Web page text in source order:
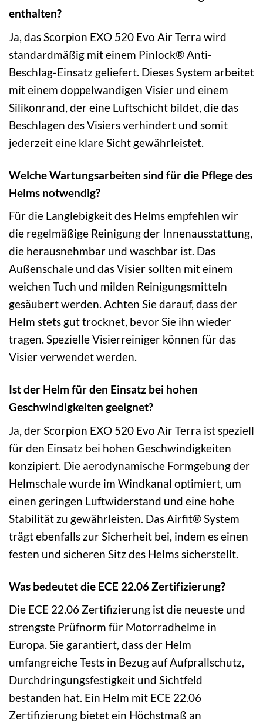
enthalten?
Ja, das Scorpion EXO 520 Evo Air Terra wird
standardmäßig mit einem Pinlock® Anti-
Beschlag-Einsatz geliefert. Dieses System arbeitet
mit einem doppelwandigen Visier und einem
Silikonrand, der eine Luftschicht bildet, die das
Beschlagen des Visiers verhindert und somit
jederzeit eine klare Sicht gewährleistet.
Welche Wartungsarbeiten sind für die Pflege des
Helms notwendig?
Für die Langlebigkeit des Helms empfehlen wir
die regelmäßige Reinigung der Innenausstattung,
die herausnehmbar und waschbar ist. Das
Außenschale und das Visier sollten mit einem
weichen Tuch und milden Reinigungsmitteln
gesäubert werden. Achten Sie darauf, dass der
Helm stets gut trocknet, bevor Sie ihn wieder
tragen. Spezielle Visierreiniger können für das
Visier verwendet werden.
Ist der Helm für den Einsatz bei hohen
Geschwindigkeiten geeignet?
Ja, der Scorpion EXO 520 Evo Air Terra ist speziell
für den Einsatz bei hohen Geschwindigkeiten
konzipiert. Die aerodynamische Formgebung der
Helmschale wurde im Windkanal optimiert, um
einen geringen Luftwiderstand und eine hohe
Stabilität zu gewährleisten. Das Airfit® System
trägt ebenfalls zur Sicherheit bei, indem es einen
festen und sicheren Sitz des Helms sicherstellt.
Was bedeutet die ECE 22.06 Zertifizierung?
Die ECE 22.06 Zertifizierung ist die neueste und
strengste Prüfnorm für Motorradhelme in
Europa. Sie garantiert, dass der Helm
umfangreiche Tests in Bezug auf Aufprallschutz,
Durchdringungsfestigkeit und Sichtfeld
bestanden hat. Ein Helm mit ECE 22.06
Zertifizierung bietet ein Höchstmaß an